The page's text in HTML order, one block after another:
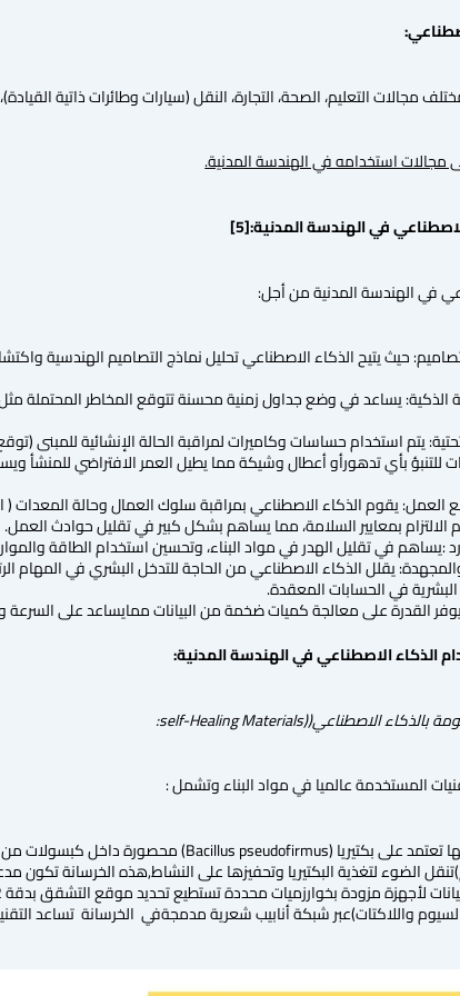
مجالات التعليم، الصحة، التجارة، النقل (سيارات وطائرات ذاتية القيادة)،
مجالات استخدامه في الهندسة المدنية.
[5]
في الهندسة المدنية من أجل:
حيث يتيح الذكاء الاصطناعي تحليل نماذج التصاميم الهندسية
الذكية: يساعد في وضع جداول زمنية محسنة تتوقع المخاطر المحتملة
التحتية: يتم استخدام حساسات وكاميرات لمراقبة الحالة الإنشائية للمبنى
للتنبؤ بأي تدهورأو أعطال وشيكة مما يطيل العمر الافتراضي للمنشأ
العمل: يقوم الذكاء الاصطناعي بمراقبة سلوك العمال وحالة المعدات (
بمعايير السلامة، مما يساهم بشكل كبير في تقليل حوادث العمل.
:يساهم في تقليل الهدر في مواد البناء، وتحسين استخدام الطاقة
يقلل الذكاء الاصطناعي من الحاجة للتدخل البشري في المهام
في الحسابات المعقدة.
القدرة على معالجة كميات ضخمة من البيانات ممايساعد على السرعة
بالذكاء الاصطناعي((self-Healing Materials
:
المستخدمة عالميا في مواد البناء وتشمل :
بصرية دقيقة (0.1مم)تنقل الضوء لتغذية البكتيريا وتحفيزها على
واللاكتات)عبر شبكة أنابيب شعرية مدمجةفي الخرسانة تساعد التقنية